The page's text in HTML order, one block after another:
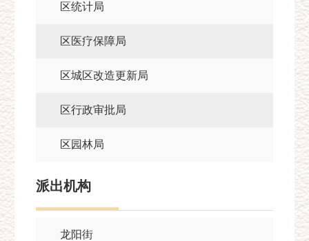
区统计局
区医疗保障局
区城区改造更新局
区行政审批局
区园林局
派出机构
龙阳街